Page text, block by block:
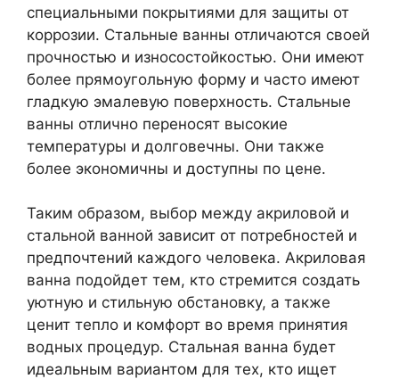
специальными покрытиями для защиты от
коррозии. Стальные ванны отличаются своей
прочностью и износостойкостью. Они имеют
более прямоугольную форму и часто имеют
гладкую эмалевую поверхность. Стальные
ванны отлично переносят высокие
температуры и долговечны. Они также
более экономичны и доступны по цене.
Таким образом, выбор между акриловой и
стальной ванной зависит от потребностей и
предпочтений каждого человека. Акриловая
ванна подойдет тем, кто стремится создать
уютную и стильную обстановку, а также
ценит тепло и комфорт во время принятия
водных процедур. Стальная ванна будет
идеальным вариантом для тех, кто ищет